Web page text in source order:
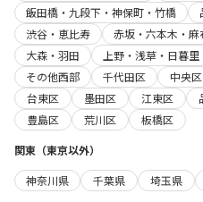
飯田橋・九段下・神保町・竹橋
渋谷・恵比寿
赤坂・六本木・麻
大森・羽田
上野・浅草・日暮里
その他西部
千代田区 中央区
台東区
墨田区 江東区
豊島区
荒川区
板橋区
関東（東京以外）
神奈川県
千葉県 埼玉県